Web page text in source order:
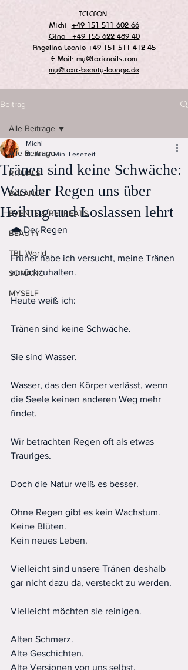
TELEFON:
Michi +49 151 511 602 66
Gina +49 155 622 489 40
Angelina Leonie +49 151 511 412 45
E-Mail: my@toxicnails.com
my@toxic-beauty-lounge.de
Beitrag
Alle Beiträge
RITUALS
BALANCE
EVENTS & RETREATS
BEAUTY
TBL World
SOMATIC
MYSELF
Alle Beiträge
Tränen sind keine Schwäche:
Was der Regen uns über
Heilung und Loslassen lehrt
Michi
11. Juni 1 Min. Lesezeit
🌧 Der Regen
Früher habe ich versucht, meine Tränen
zurückzuhalten.
Heute weiß ich:
Tränen sind keine Schwäche.
Sie sind Wasser.
Wasser, das den Körper verlässt, wenn
die Seele keinen anderen Weg mehr
findet.
Wir betrachten Regen oft als etwas
Trauriges.
Doch die Natur weiß es besser.
Ohne Regen gibt es kein Wachstum.
Keine Blüten.
Kein neues Leben.
Vielleicht sind unsere Tränen deshalb
gar nicht dazu da, versteckt zu werden.
Vielleicht möchten sie reinigen.
Alten Schmerz.
Alte Geschichten.
Alte Versionen von uns selbst.